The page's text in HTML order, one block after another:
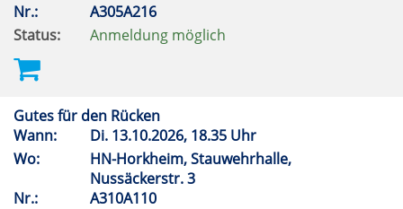
Nr.:
A305A216
Status:
Anmeldung möglich
Gutes für den Rücken
Wann:
Di. 13.10.2026, 18.35 Uhr
Wo:
HN-Horkheim, Stauwehrhalle,
Nussäckerstr. 3
Nr.:
A310A110